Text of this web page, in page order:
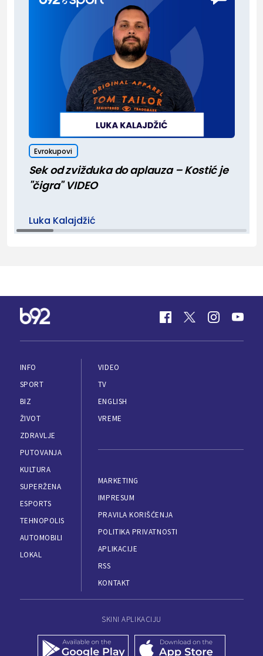
Evrokupovi
Sek od zvižduka do aplauza – Kostić je
"čigra" VIDEO
Luka Kalajdžić
INFO
SPORT
BIZ
ŽIVOT
ZDRAVLJE
PUTOVANJA
KULTURA
SUPERŽENA
ESPORTS
TEHNOPOLIS
AUTOMOBILI
LOKAL
VIDEO
TV
ENGLISH
VREME
MARKETING
IMPRESUM
PRAVILA KORIŠĆENJA
POLITIKA PRIVATNOSTI
APLIKACIJE
RSS
KONTAKT
SKINI APLIKACIJU